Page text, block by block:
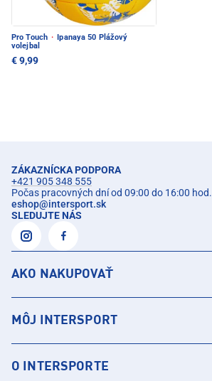
Pro Touch · Ipanaya 50 Plážový
volejbal
€ 9,99
ZÁKAZNÍCKA PODPORA
+421 905 348 555
Počas pracovných dní od 09:00 do 16:00 hod.
eshop@intersport.sk
SLEDUJTE NÁS
AKO NAKUPOVAŤ
MÔJ INTERSPORT
O INTERSPORTE